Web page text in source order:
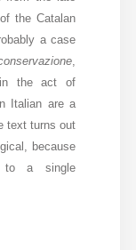
the Catalan
a case
,
in the act of
Italian are a
text turns out
because
to a single